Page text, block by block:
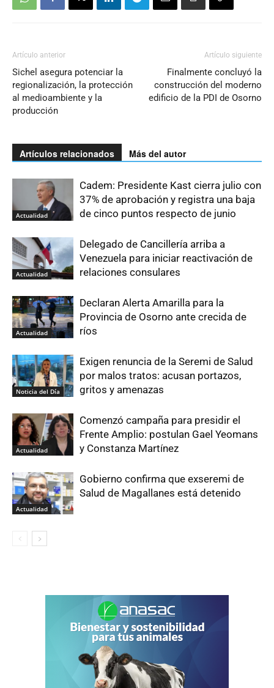
Artículo anterior
Sichel asegura potenciar la
regionalización, la protección
al medioambiente y la
producción
Artículo siguiente
Finalmente concluyó la
construcción del moderno
edificio de la PDI de Osorno
Artículos relacionados Más del autor
Actualidad
Cadem: Presidente Kast cierra julio con
37% de aprobación y registra una baja
de cinco puntos respecto de junio
Actualidad
Delegado de Cancillería arriba a
Venezuela para iniciar reactivación de
relaciones consulares
Actualidad
Declaran Alerta Amarilla para la
Provincia de Osorno ante crecida de
ríos
Noticia del Día
Exigen renuncia de la Seremi de Salud
por malos tratos: acusan portazos,
gritos y amenazas
Actualidad
Comenzó campaña para presidir el
Frente Amplio: postulan Gael Yeomans
y Constanza Martínez
Actualidad
Gobierno confirma que exseremi de
Salud de Magallanes está detenido